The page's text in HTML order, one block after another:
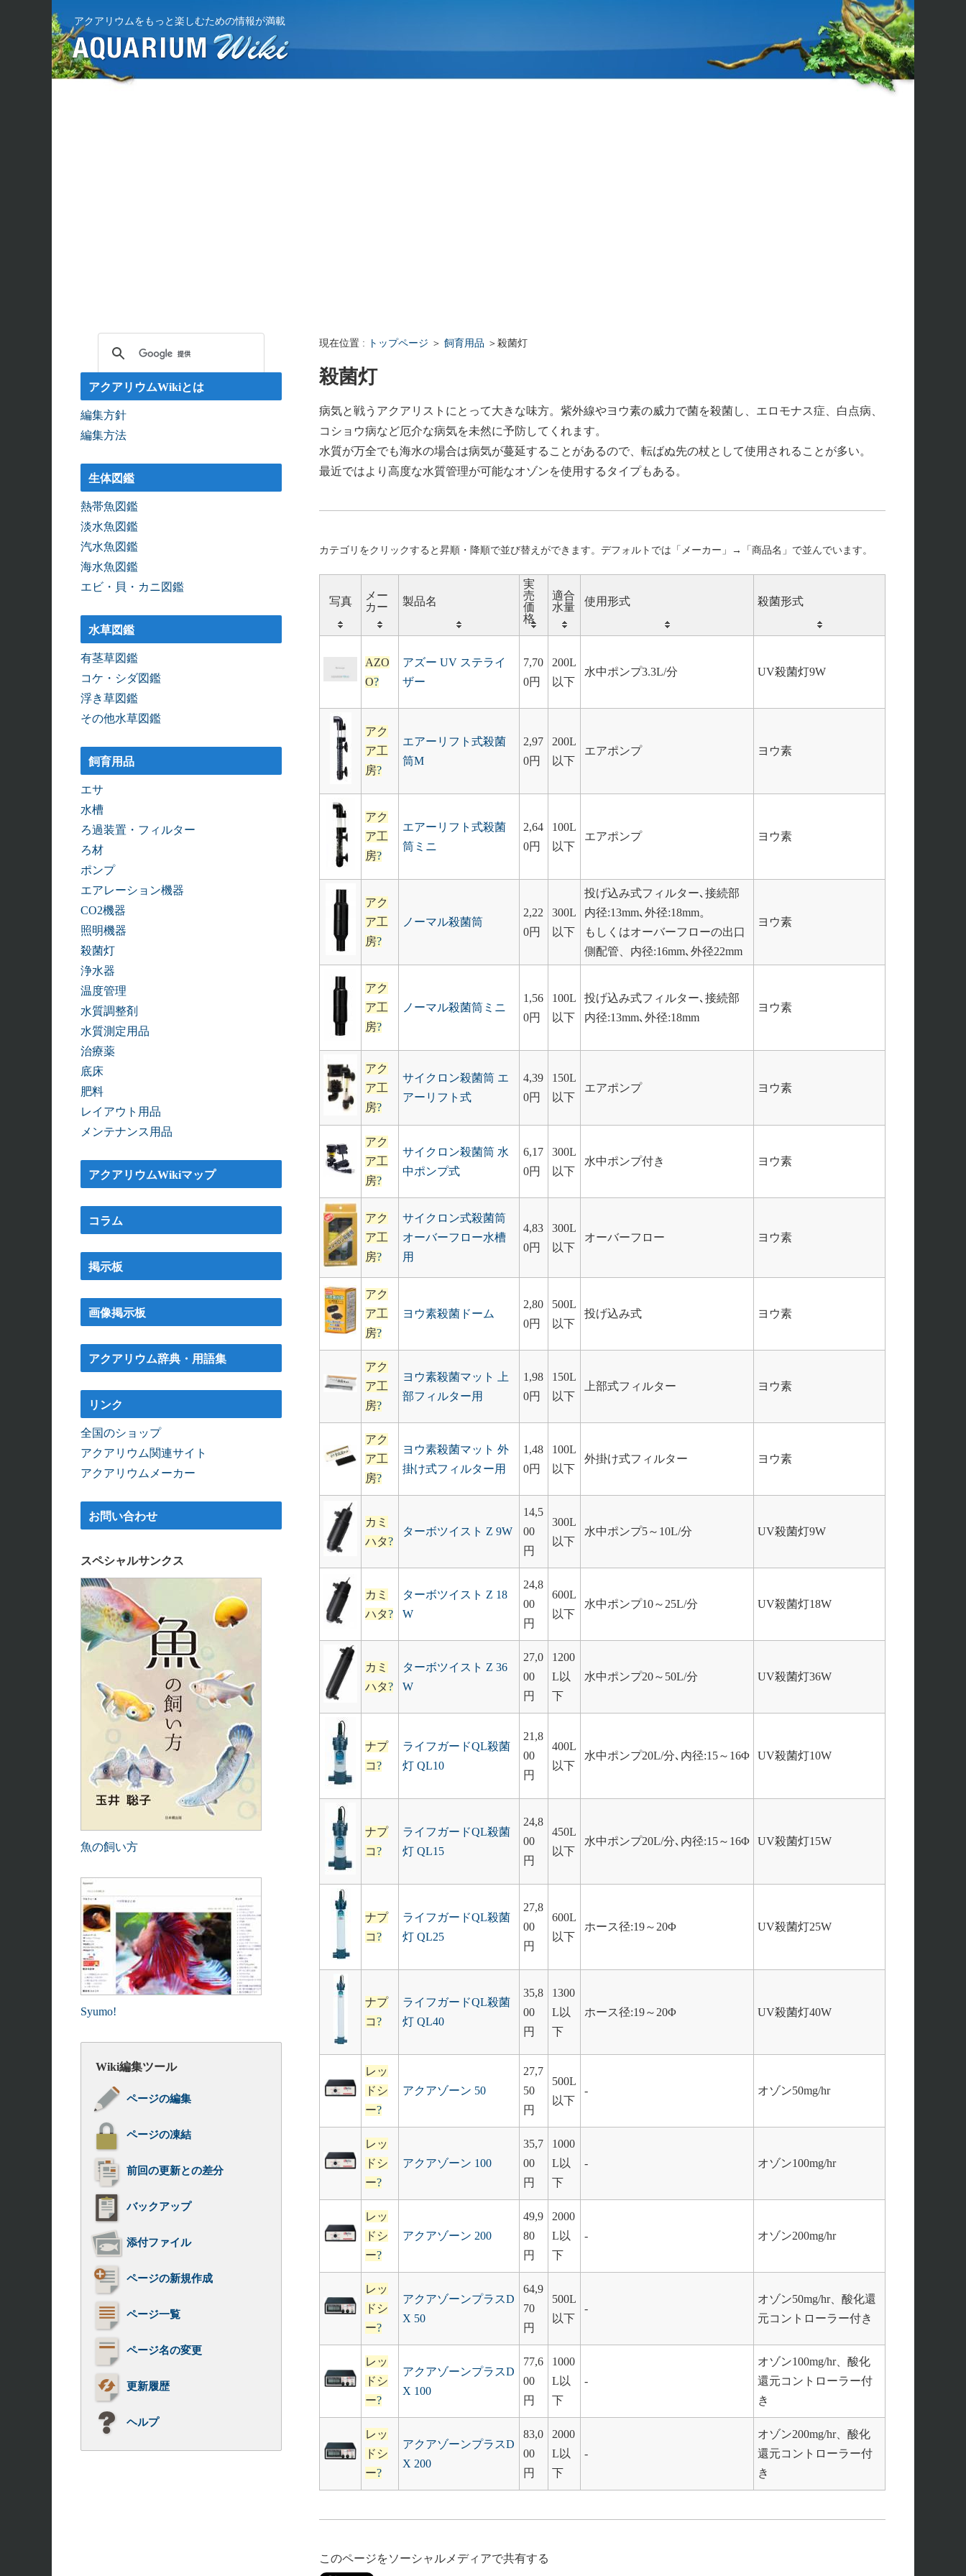
アクアリウムをもっと楽しむための情報が満載
現在位置 : トップページ ＞ 飼育用品 ＞殺菌灯
殺菌灯
病気と戦うアクアリストにとって大きな味方。紫外線やヨウ素の威力で菌を殺菌し、エロモナス症、白点病、
コショウ病など厄介な病気を未然に予防してくれます。
水質が万全でも海水の場合は病気が蔓延することがあるので、転ばぬ先の杖として使用されることが多い。
最近ではより高度な水質管理が可能なオゾンを使用するタイプもある。
カテゴリをクリックすると昇順・降順で並び替えができます。デフォルトでは「メーカー」→「商品名」で並んでいます。
写真
メー
カー
製品名
実
売
価
格
適合
水量
使用形式 殺菌形式
AZO
O?
アズー UV ステライ
ザー
7,70
0円
200L
以下
水中ポンプ3.3L/分 UV殺菌灯9W
アク
ア工
房?
エアーリフト式殺菌
筒M
2,97
0円
200L
以下
エアポンプ ヨウ素
アク
ア工
房?
エアーリフト式殺菌
筒ミニ
2,64
0円
100L
以下
エアポンプ ヨウ素
アク
ア工
房?
ノーマル殺菌筒
2,22
0円
300L
以下
投げ込み式フィルター､接続部
内径:13mm､外径:18mm。
もしくはオーバーフローの出口
側配管、内径:16mm､外径22mm
ヨウ素
アク
ア工
房?
ノーマル殺菌筒ミニ
1,56
0円
100L
以下
投げ込み式フィルター､接続部
内径:13mm､外径:18mm
ヨウ素
アク
ア工
房?
サイクロン殺菌筒 エ
アーリフト式
4,39
0円
150L
以下
エアポンプ ヨウ素
アク
ア工
房?
サイクロン殺菌筒 水
中ポンプ式
6,17
0円
300L
以下
水中ポンプ付き ヨウ素
アク
ア工
房?
サイクロン式殺菌筒
オーバーフロー水槽
用
4,83
0円
300L
以下
オーバーフロー ヨウ素
アク
ア工
房?
ヨウ素殺菌ドーム
2,80
0円
500L
以下
投げ込み式 ヨウ素
アク
ア工
房?
ヨウ素殺菌マット 上
部フィルター用
1,98
0円
150L
以下
上部式フィルター ヨウ素
アク
ア工
房?
ヨウ素殺菌マット 外
掛け式フィルター用
1,48
0円
100L
以下
外掛け式フィルター ヨウ素
カミ
ハタ?
ターボツイスト Z 9W
14,5
00
円
300L
以下
水中ポンプ5～10L/分 UV殺菌灯9W
カミ
ハタ?
ターボツイスト Z 18
W
24,8
00
円
600L
以下
水中ポンプ10～25L/分 UV殺菌灯18W
カミ
ハタ?
ターボツイスト Z 36
W
27,0
00
円
1200
L以
下
水中ポンプ20～50L/分 UV殺菌灯36W
ナプ
コ?
ライフガードQL殺菌
灯 QL10
21,8
00
円
400L
以下
水中ポンプ20L/分､内径:15～16Φ UV殺菌灯10W
ナプ
コ?
ライフガードQL殺菌
灯 QL15
24,8
00
円
450L
以下
水中ポンプ20L/分､内径:15～16Φ UV殺菌灯15W
ナプ
コ?
ライフガードQL殺菌
灯 QL25
27,8
00
円
600L
以下
ホース径:19～20Φ UV殺菌灯25W
ナプ
コ?
ライフガードQL殺菌
灯 QL40
35,8
00
円
1300
L以
下
ホース径:19～20Φ UV殺菌灯40W
レッ
ドシ
ー?
アクアゾーン 50
27,7
50
円
500L
以下
- オゾン50mg/hr
レッ
ドシ
ー?
アクアゾーン 100
35,7
00
円
1000
L以
下
- オゾン100mg/hr
レッ
ドシ
ー?
アクアゾーン 200
49,9
80
円
2000
L以
下
- オゾン200mg/hr
レッ
ドシ
ー?
アクアゾーンプラスD
X 50
64,9
70
円
500L
以下
-
オゾン50mg/hr、酸化還
元コントローラー付き
レッ
ドシ
ー?
アクアゾーンプラスD
X 100
77,6
00
円
1000
L以
下
-
オゾン100mg/hr、酸化
還元コントローラー付
き
レッ
ドシ
ー?
アクアゾーンプラスD
X 200
83,0
00
円
2000
L以
下
-
オゾン200mg/hr、酸化
還元コントローラー付
き
このページをソーシャルメディアで共有する
アクアリウムWikiとは
編集方針
編集方法
生体図鑑
熱帯魚図鑑
淡水魚図鑑
汽水魚図鑑
海水魚図鑑
エビ・貝・カニ図鑑
水草図鑑
有茎草図鑑
コケ・シダ図鑑
浮き草図鑑
その他水草図鑑
飼育用品
エサ
水槽
ろ過装置・フィルター
ろ材
ポンプ
エアレーション機器
CO2機器
照明機器
殺菌灯
浄水器
温度管理
水質調整剤
水質測定用品
治療薬
底床
肥料
レイアウト用品
メンテナンス用品
アクアリウムWikiマップ
コラム
掲示板
画像掲示板
アクアリウム辞典・用語集
リンク
全国のショップ
アクアリウム関連サイト
アクアリウムメーカー
お問い合わせ
スペシャルサンクス
魚の飼い方
Syumo!
Wiki編集ツール
ページの編集
ページの凍結
前回の更新との差分
バックアップ
添付ファイル
ページの新規作成
ページ一覧
ページ名の変更
更新履歴
ヘルプ